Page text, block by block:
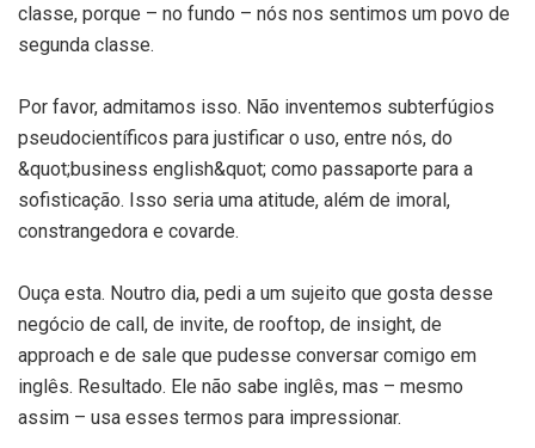
classe, porque – no fundo – nós nos sentimos um povo de
segunda classe.
Por favor, admitamos isso. Não inventemos subterfúgios
pseudocientíficos para justificar o uso, entre nós, do
&quot;business english&quot; como passaporte para a
sofisticação. Isso seria uma atitude, além de imoral,
constrangedora e covarde.
Ouça esta. Noutro dia, pedi a um sujeito que gosta desse
negócio de call, de invite, de rooftop, de insight, de
approach e de sale que pudesse conversar comigo em
inglês. Resultado. Ele não sabe inglês, mas – mesmo
assim – usa esses termos para impressionar.